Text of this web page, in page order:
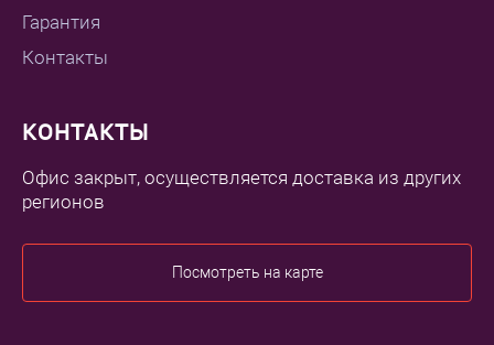
Гарантия
Контакты
КОНТАКТЫ
Офис закрыт, осуществляется доставка из других
регионов
Посмотреть на карте